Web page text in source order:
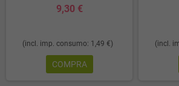
9,30 €
(incl. imp. consumo: 1,49 €)
COMPRA
(incl.